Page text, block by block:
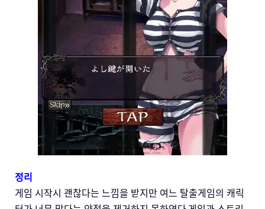
정리
게임 시작시 괜찮다는 느낌을 받지만 여느 탈출게임의 캐릭